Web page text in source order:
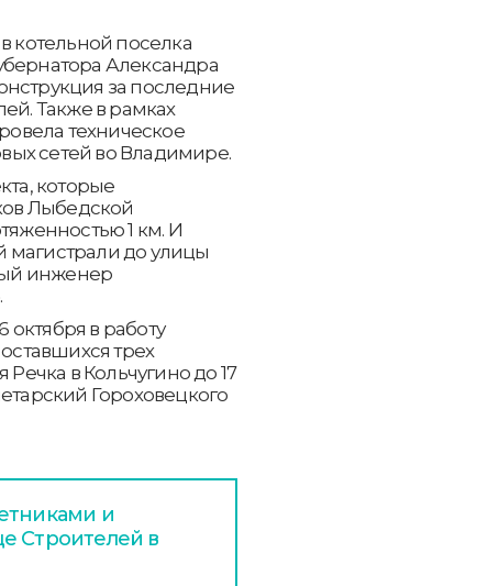
котельной поселка
Александра
за последние
Также в рамках
техническое
сетей во Владимире.
которые
Лыбедской
1 км. И
магистрали до улицы
инженер
октября в работу
трех
в Кольчугино до 17
Гороховецкого
и
Строителей в